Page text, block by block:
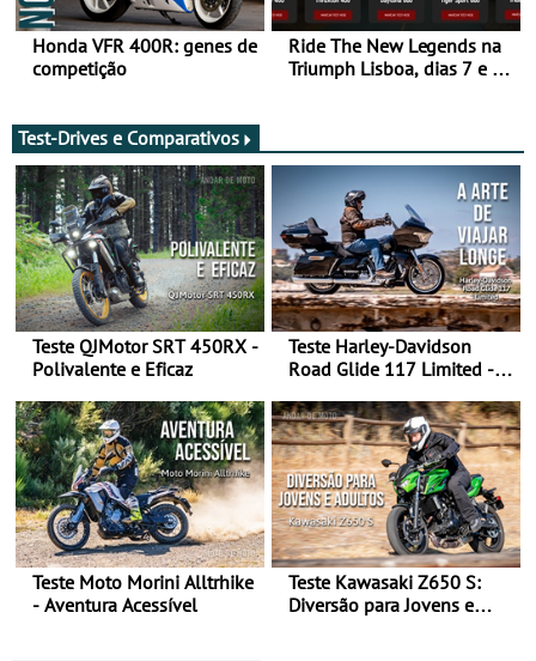
Honda VFR 400R: genes de
competição
Ride The New Legends na
Triumph Lisboa, dias 7 e 8
Test-Drives e Comparativos
Teste QJMotor SRT 450RX -
Polivalente e Eficaz
Teste Harley-Davidson
Road Glide 117 Limited - A
Teste Moto Morini Alltrhike
- Aventura Acessível
Teste Kawasaki Z650 S:
Diversão para Jovens e